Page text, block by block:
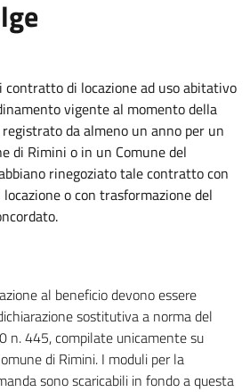
di locazione ad uso abitativo
vigente al momento della
da almeno un anno per un
di Rimini o in un Comune del
rinegoziato tale contratto con
o con trasformazione del
al beneficio devono essere
sostitutiva a norma del
n. 445, compilate unicamente su
di Rimini. I moduli per la
sono scaricabili in fondo a questa